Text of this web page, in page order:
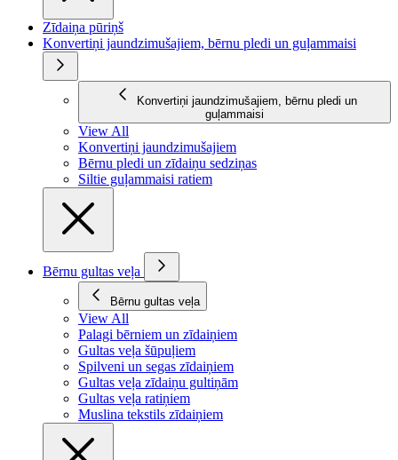
Zīdaiņa pūriņš
Konvertiņi jaundzimušajiem, bērnu pledi un guļammaisi
Konvertiņi jaundzimušajiem, bērnu pledi un
guļammaisi
View All
Konvertiņi jaundzimušajiem
Bērnu pledi un zīdaiņu sedziņas
Siltie guļammaisi ratiem
Bērnu gultas veļa
Bērnu gultas veļa
View All
Palagi bērniem un zīdaiņiem
Gultas veļa šūpuļiem
Spilveni un segas zīdaiņiem
Gultas veļa zīdaiņu gultiņām
Gultas veļa ratiņiem
Muslina tekstils zīdaiņiem